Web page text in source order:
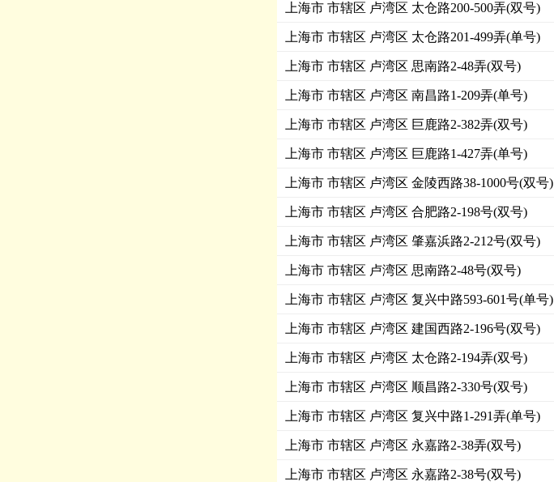
上海市 市辖区 卢湾区 太仓路200-500弄(双号)
上海市 市辖区 卢湾区 太仓路201-499弄(单号)
上海市 市辖区 卢湾区 思南路2-48弄(双号)
上海市 市辖区 卢湾区 南昌路1-209弄(单号)
上海市 市辖区 卢湾区 巨鹿路2-382弄(双号)
上海市 市辖区 卢湾区 巨鹿路1-427弄(单号)
上海市 市辖区 卢湾区 金陵西路38-1000号(双号)
上海市 市辖区 卢湾区 合肥路2-198号(双号)
上海市 市辖区 卢湾区 肇嘉浜路2-212号(双号)
上海市 市辖区 卢湾区 思南路2-48号(双号)
上海市 市辖区 卢湾区 复兴中路593-601号(单号)
上海市 市辖区 卢湾区 建国西路2-196号(双号)
上海市 市辖区 卢湾区 太仓路2-194弄(双号)
上海市 市辖区 卢湾区 顺昌路2-330号(双号)
上海市 市辖区 卢湾区 复兴中路1-291弄(单号)
上海市 市辖区 卢湾区 永嘉路2-38弄(双号)
上海市 市辖区 卢湾区 永嘉路2-38号(双号)